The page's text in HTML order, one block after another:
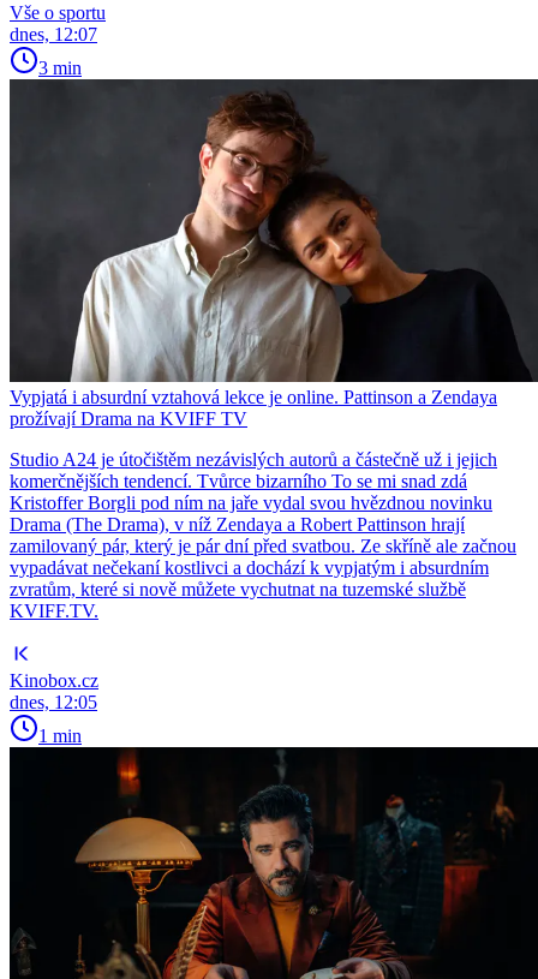
Vše o sportu
dnes, 12:07
3 min
Vypjatá i absurdní vztahová lekce je online. Pattinson a Zendaya
prožívají Drama na KVIFF TV
Studio A24 je útočištěm nezávislých autorů a částečně už i jejich
komerčnějších tendencí. Tvůrce bizarního To se mi snad zdá
Kristoffer Borgli pod ním na jaře vydal svou hvězdnou novinku
Drama (The Drama), v níž Zendaya a Robert Pattinson hrají
zamilovaný pár, který je pár dní před svatbou. Ze skříně ale začnou
vypadávat nečekaní kostlivci a dochází k vypjatým i absurdním
zvratům, které si nově můžete vychutnat na tuzemské službě
KVIFF.TV.
Kinobox.cz
dnes, 12:05
1 min